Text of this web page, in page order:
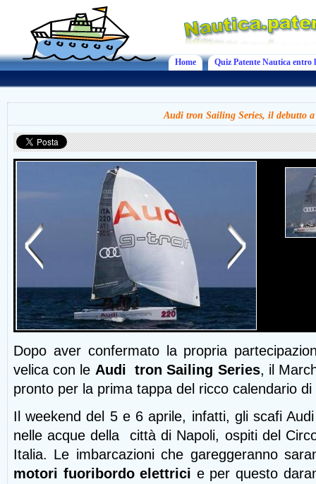
Home Quiz Patente Nautica entro
Audi tron Sailing Series, il debutto
Dopo aver confermato la propria
velica con le Audi tron Sailing Series, il
pronto per la prima tappa del ricco calendario
Il weekend del 5 e 6 aprile, infatti, gli scafi
nelle acque della città di Napoli, ospiti del
Italia. Le imbarcazioni che gareggeranno
motori fuoribordo elettrici e per questo